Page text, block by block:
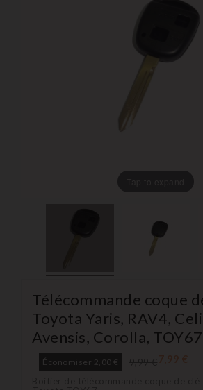
Télécommande coque
Toyota Yaris, RAV4,
Avensis, Corolla, TOY67
Économiser 2,00 €